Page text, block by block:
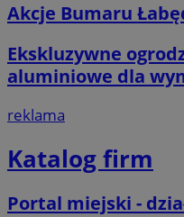
Akcje Bumaru
Ekskluzywne
aluminiowe dla
reklama
Katalog firm
Portal miejski -